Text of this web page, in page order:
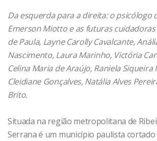
Da esquerda para a direita: o psicólogo
Emerson Miotto e as futuras
de Paula, Layne Carolly Cavalcante,
Nascimento, Laura Marinho, Victória
Celina Maria de Araújo, Raniela Siqueira
Cleidiane Gonçalves, Natália Alves
Brito.
Situada na região metropolitana de
Serrana é um município paulista